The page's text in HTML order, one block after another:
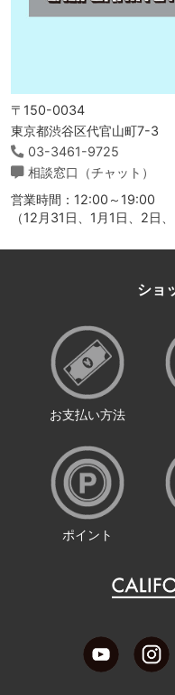
〒150-0034
東京都渋谷区代官山町7-3
03-3461-9725
相談窓口（チャット）
営業時間：12:00～19:00
（12月31日、1月1日、2日
ショ
お支払い方法
ポイント